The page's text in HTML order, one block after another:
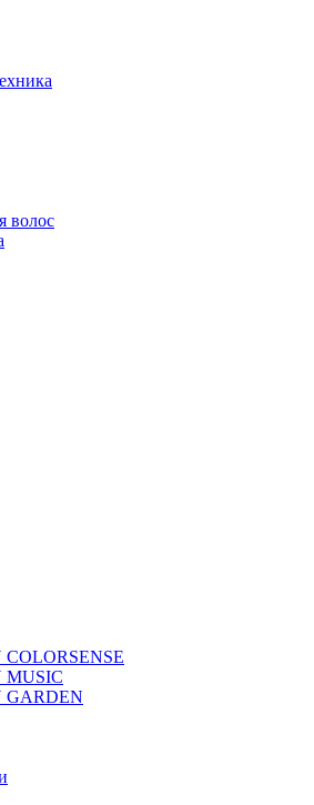
волос
MUSIC
GARDEN